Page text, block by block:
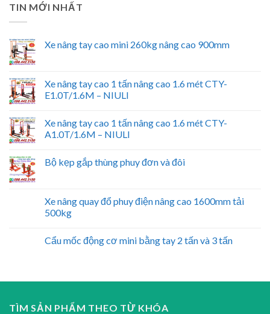
TIN MỚI NHẤT
Xe nâng tay cao mini 260kg nâng cao 900mm
Xe nâng tay cao 1 tấn nâng cao 1.6 mét CTY-
E1.0T/1.6M – NIULI
Xe nâng tay cao 1 tấn nâng cao 1.6 mét CTY-
A1.0T/1.6M – NIULI
Bộ kẹp gắp thùng phuy đơn và đôi
Xe nâng quay đổ phuy điện nâng cao 1600mm tải
500kg
Cẩu mốc động cơ mini bằng tay 2 tấn và 3 tấn
TÌM SẢN PHẨM THEO TỪ KHÓA